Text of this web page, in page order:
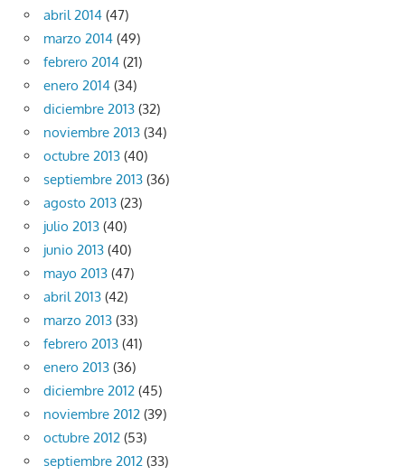
abril 2014 (47)
marzo 2014 (49)
febrero 2014 (21)
enero 2014 (34)
diciembre 2013 (32)
noviembre 2013 (34)
octubre 2013 (40)
septiembre 2013 (36)
agosto 2013 (23)
julio 2013 (40)
junio 2013 (40)
mayo 2013 (47)
abril 2013 (42)
marzo 2013 (33)
febrero 2013 (41)
enero 2013 (36)
diciembre 2012 (45)
noviembre 2012 (39)
octubre 2012 (53)
septiembre 2012 (33)